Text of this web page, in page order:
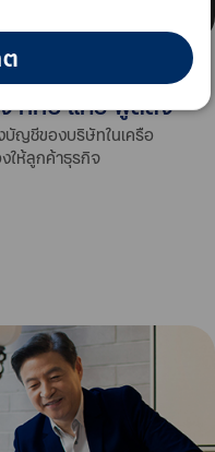
ทีทีบี แคช พูลลิ่ง
บัญชีของบริษัทในเครือ
ให้ลูกค้าธุรกิจ